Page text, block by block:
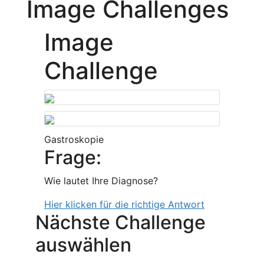
Image Challenges
Image
Challenge
Gastroskopie
Frage:
Wie lautet Ihre Diagnose?
Hier klicken für die richtige Antwort
Nächste Challenge
auswählen